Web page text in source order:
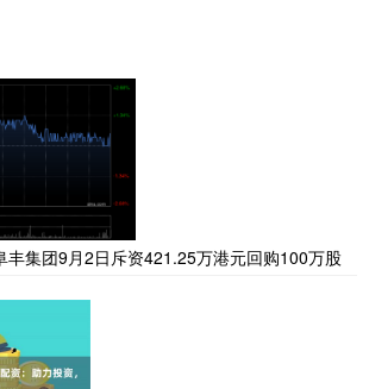
丰集团9月2日斥资421.25万港元回购100万股